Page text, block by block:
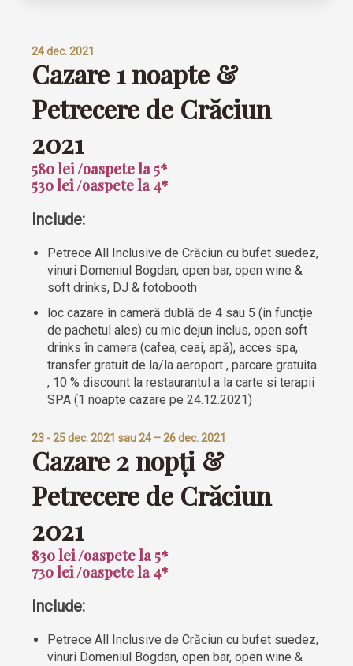
24 dec. 2021
Cazare 1 noapte &
Petrecere de Crăciun
2021
580 lei /oaspete la 5*
530 lei /oaspete la 4*
Include:
Petrece All Inclusive de Crăciun cu bufet suedez,
vinuri Domeniul Bogdan, open bar, open wine &
soft drinks, DJ & fotobooth
loc cazare în cameră dublă de 4 sau 5 (in funcție
de pachetul ales) cu mic dejun inclus, open soft
drinks în camera (cafea, ceai, apă), acces spa,
transfer gratuit de la/la aeroport , parcare gratuita
, 10 % discount la restaurantul a la carte si terapii
SPA (1 noapte cazare pe 24.12.2021)
23 - 25 dec. 2021 sau 24 – 26 dec. 2021
Cazare 2 nopți &
Petrecere de Crăciun
2021
830 lei /oaspete la 5*
730 lei /oaspete la 4*
Include:
Petrece All Inclusive de Crăciun cu bufet suedez,
vinuri Domeniul Bogdan, open bar, open wine &